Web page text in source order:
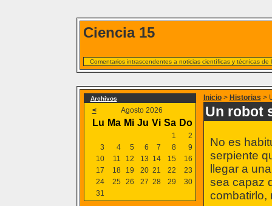
Ciencia 15
Comentarios intrascendentes a noticias científicas y técnicas de
Archivos
< Agosto 2026
Lu Ma Mi Ju Vi Sa Do
1
2
3
4 5 6 7 8
9
10
11 12 13 14 15
16
17
18 19 20 21 22
23
24
25 26 27 28 29
30
31
Inicio> Historias >
Un robot
No es
serpiente
llegar a
sea capaz
combatirlo,